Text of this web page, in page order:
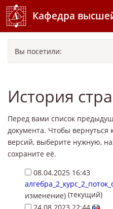
Кафедра
Вы посетили:
История
Перед вами список
документа. Чтобы
версий, выберите нужную,
сохраните её.
08.04.2025 16:43
изменение)(текущий)
24.08.2023 22:44